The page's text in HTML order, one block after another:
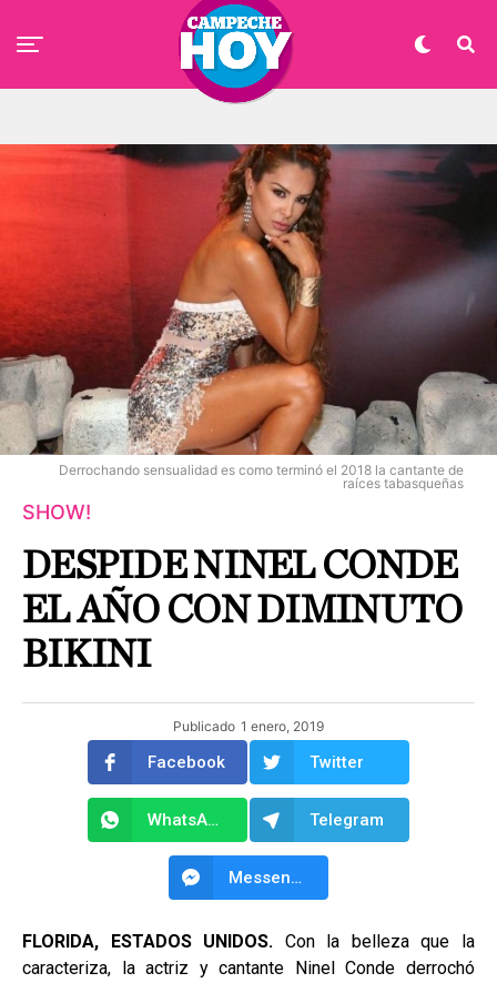
Derrochando sensualidad es como terminó el 2018 la cantante de
raíces tabasqueñas
SHOW!
DESPIDE NINEL CONDE
EL AÑO CON DIMINUTO
BIKINI
Publicado 1 enero, 2019
Facebook Twitter
WhatsApp Telegram
Messenger
FLORIDA, ESTADOS UNIDOS. Con la belleza que la
caracteriza, la actriz y cantante Ninel Conde derrochó